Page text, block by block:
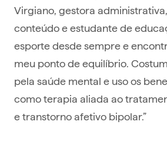
Virgiano, gestora
conteúdo e estudante de
esporte desde sempre e
meu ponto de equilíbrio.
pela saúde mental e uso os
como terapia aliada ao
e transtorno afetivo bipolar.”